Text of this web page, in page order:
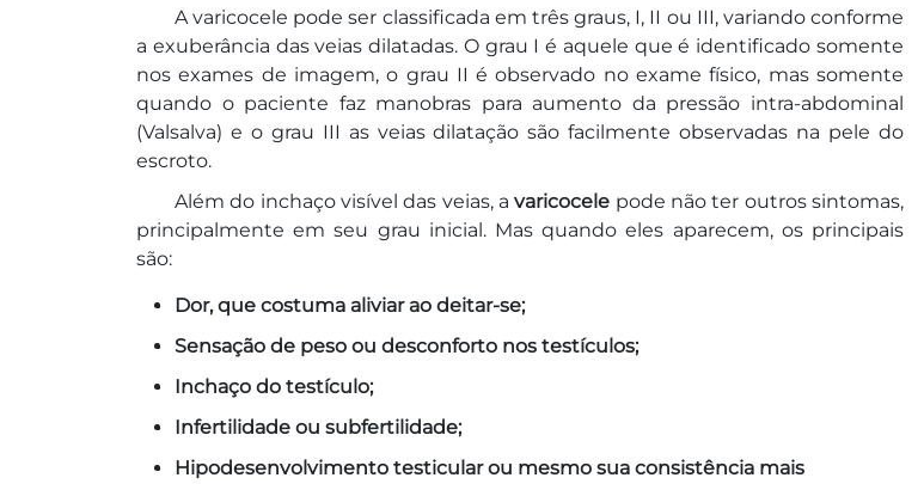
A varicocele pode ser classificada em três graus, I, II ou III, variando conforme
a exuberância das veias dilatadas. O grau I é aquele que é identificado somente
nos exames de imagem, o grau II é observado no exame físico, mas somente
quando o paciente faz manobras para aumento da pressão intra-abdominal
(Valsalva) e o grau III as veias dilatação são facilmente observadas na pele do
escroto.
Além do inchaço visível das veias, avaricocele pode não ter outros sintomas,
principalmente em seu grau inicial. Mas quando eles aparecem, os principais
são:
Dor, que costuma aliviar ao deitar-se;
Sensação de peso ou desconforto nos testículos;
Inchaço do testículo;
Infertilidade ou subfertilidade;
Hipodesenvolvimento testicular ou mesmo sua consistência mais